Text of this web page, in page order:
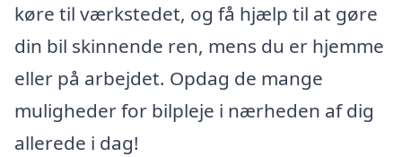
køre til værkstedet, og få hjælp til at gøre
din bil skinnende ren, mens du er hjemme
eller på arbejdet. Opdag de mange
muligheder for bilpleje i nærheden af dig
allerede i dag!